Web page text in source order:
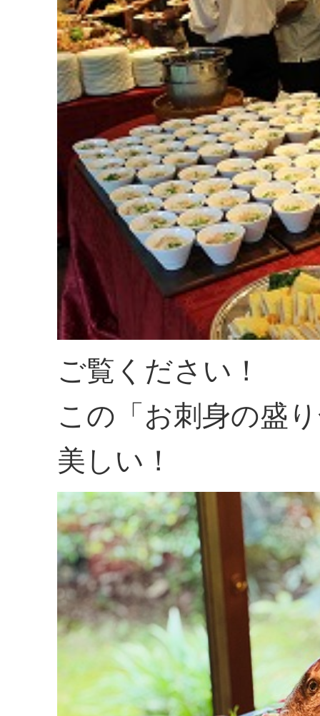
ご覧ください！
この「お刺身の盛
美しい！